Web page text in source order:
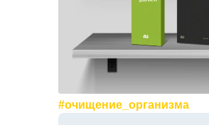
#очищение_организма